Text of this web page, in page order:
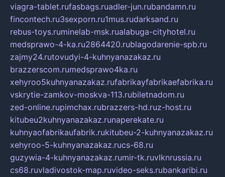
viagra-tablet.rufasbags.ruadler-jun.rubandamn.ru
fincontech.ru3sexporn.ru1mus.rudarksand.ru
rebus-toys.ruminelab-msk.rualabuga-cityhotel.ru
medsprawo-4-ka.ru2864420.rublagodarenie-spb.ru
zajmy24.rutovudyi-4-kuhnyanazakaz.ru
brazzerscom.rumedsprawo4ka.ru
xehyroo5kuhnyanazakaz.rufabrikayfabrikaefabrika.ru
vskrytie-zamkov-moskva-113.rubiletnadom.ru
zed-online.rupimchax.rubrazzers-hd.ruz-host.ru
kitubeu2kuhnyanazakaz.runaperekate.ru
kuhnyaofabrikaufabrik.rukitubeu-2-kuhnyanazakaz.ru
xehyroo-5-kuhnyanazakaz.rucs-68.ru
guzywia-4-kuhnyanazakaz.rumir-tk.ruvlknrussia.ru
cs68.ruvladivostok-map.ruvideo-seks.rubankaribi.ru